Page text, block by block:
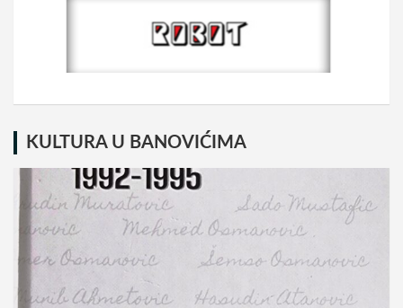
KULTURA U BANOVIĆIMA